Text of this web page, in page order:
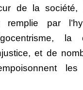
de la société,
remplie par
la
et de
les